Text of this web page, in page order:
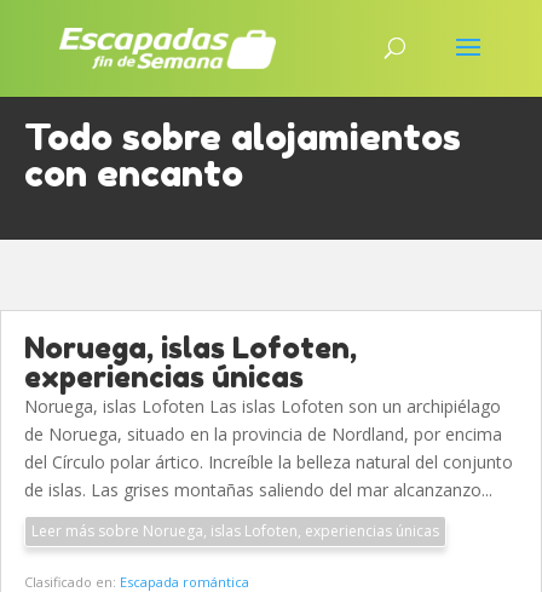
Todo sobre alojamientos
con encanto
Noruega, islas Lofoten,
experiencias únicas
Noruega, islas Lofoten Las islas Lofoten son un archipiélago
de Noruega, situado en la provincia de Nordland, por encima
del Círculo polar ártico. Increíble la belleza natural del conjunto
de islas. Las grises montañas saliendo del mar alcanzanzo...
Leer más sobre Noruega, islas Lofoten, experiencias únicas
Clasificado en: Escapada romántica